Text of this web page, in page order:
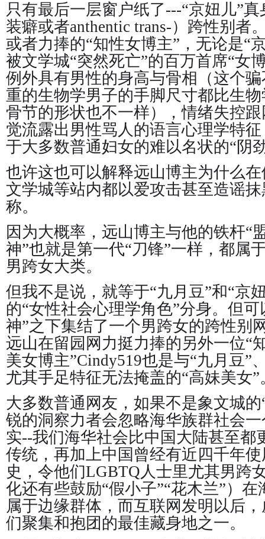
只有最后一层窗户纸了---“京妞儿”
装癖或者anthentic trans-）跨性别者
或者力捧的“知性女博主”，无论是“
被文学城“突然死亡”的百万首席“女
例外具有男性的身高与骨相（这个
重的生物学男子的手脚尺寸都比生
骨节的形状也不一样），情绪失控
觉流露出男性骂人的语言心理学特
于大多数普通妇女的难以名状的“阴
也许这也可以解释远山博主为什么
文学城等站内都以爱攻击甚至造谣
称。
因为大概率，远山博主与他的铁杆“
神”也就是第一代“刀锋”一样，都属
男跨女大类。
但我不是说，就等于“九月豆”和“京
的“女性社会心理学角色”分身。但
神”之下集结了一个男跨女的跨性别
远山在留园网力挺力捧的另外一位“
美女博主”Cindy519也是与“九月豆”
尤其手足特征无法掩盖的“高妹美女”
大多数普通网友，如果不是象文城
锐的洞察力者会忽略海华族群社会
实--我们海华社会比中国大陆甚至都
传统，再加上中国曾经有近四千年
史，令他们LGBTQ人士里尤其男跨
化还有些鼓励“假小子”“花木兰”）
属于边缘群体，而互联网发明以后
们聚集和抱团的最佳藏身地之一。